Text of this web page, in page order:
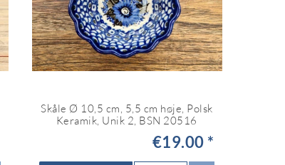
Skåle Ø 10,5 cm, 5,5 cm høje, Polsk
Keramik, Unik 2, BSN 20516
€19.00 *